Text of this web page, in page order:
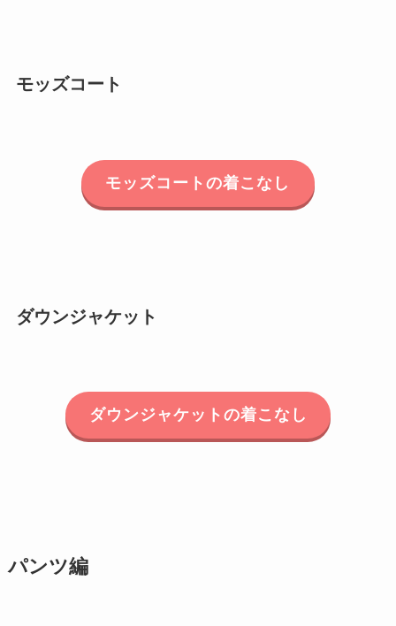
モッズコート
モッズコートの着こなし
ダウンジャケット
ダウンジャケットの着こなし
パンツ編